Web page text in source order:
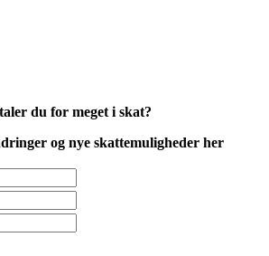
du for meget i skat?
og nye skattemuligheder her